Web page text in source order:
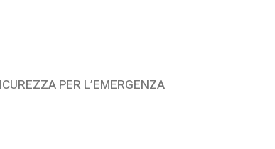
PER L’EMERGENZA